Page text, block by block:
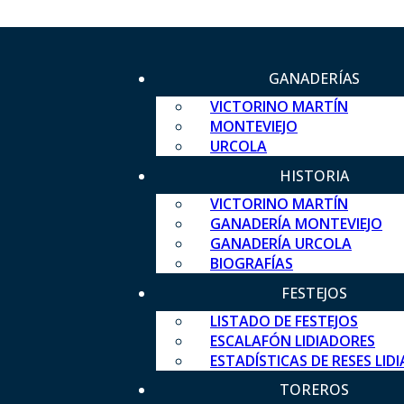
GANADERÍAS
VICTORINO MARTÍN
MONTEVIEJO
URCOLA
HISTORIA
VICTORINO MARTÍN
GANADERÍA MONTEVIEJO
GANADERÍA URCOLA
BIOGRAFÍAS
FESTEJOS
LISTADO DE FESTEJOS
ESCALAFÓN LIDIADORES
ESTADÍSTICAS DE RESES
TOREROS